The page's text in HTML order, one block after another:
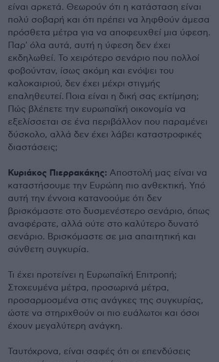
είναι αρκετά. Θεωρούν ότι η κατάσταση είναι
πολύ σοβαρή και ότι πρέπει να ληφθούν άμεσα
πρόσθετα μέτρα για να αποφευχθεί μια ύφεση.
Παρ' όλα αυτά, αυτή η ύφεση δεν έχει
εκδηλωθεί. Το χειρότερο σενάριο που πολλοί
φοβούνταν, ίσως ακόμη και ενόψει του
καλοκαιριού, δεν έχει μέχρι στιγμής
επαληθευτεί. Ποια είναι η δική σας εκτίμηση;
Πώς βλέπετε την ευρωπαϊκή οικονομία να
εξελίσσεται σε ένα περιβάλλον που παραμένει
δύσκολο, αλλά δεν έχει λάβει καταστροφικές
διαστάσεις;
Κυριάκος Πιερρακάκης: Αποστολή μας είναι να
καταστήσουμε την Ευρώπη πιο ανθεκτική. Υπό
αυτή την έννοια κατανοούμε ότι δεν
βρισκόμαστε στο δυσμενέστερο σενάριο, όπως
αναφέρατε, αλλά ούτε στο καλύτερο δυνατό
σενάριο. Βρισκόμαστε σε μια απαιτητική και
σύνθετη συγκυρία.
Τι έχει προτείνει η Ευρωπαϊκή Επιτροπή;
Στοχευμένα μέτρα, προσωρινά μέτρα,
προσαρμοσμένα στις ανάγκες της συγκυρίας,
ώστε να στηριχθούν οι πιο ευάλωτοι και όσοι
έχουν μεγαλύτερη ανάγκη.
Ταυτόχρονα, είναι σαφές ότι οι επενδύσεις